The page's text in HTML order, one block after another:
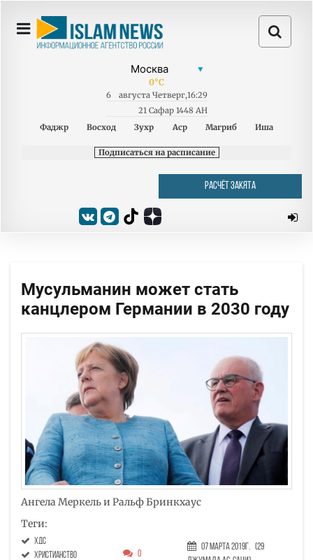
0°C
6 августа Четверг,16:29
21 Сафар 1448 AH
Фаджр
Восход Зухр Аср Магриб Иша
Подписаться на расписание
РАСЧЁТ ЗАКЯТА
Мусульманин может стать
канцлером Германии в 2030 году
Ангела Меркель и Ральф Бринкхаус
Теги:
ХДС
христианство
0
07 Марта 2019г.
(29